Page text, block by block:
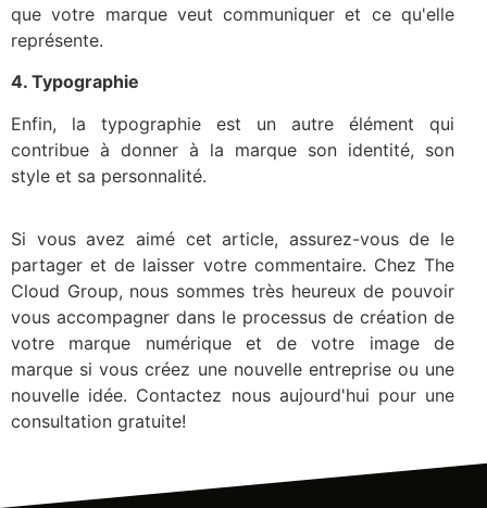
que votre marque veut communiquer et ce qu'elle
représente.
4. Typographie
Enfin, la typographie est un autre élément qui
contribue à donner à la marque son identité, son
style et sa personnalité.
Si vous avez aimé cet article, assurez-vous de le
partager et de laisser votre commentaire. Chez The
Cloud Group, nous sommes très heureux de pouvoir
vous accompagner dans le processus de création de
votre marque numérique et de votre image de
marque si vous créez une nouvelle entreprise ou une
nouvelle idée. Contactez nous aujourd'hui pour une
consultation gratuite!